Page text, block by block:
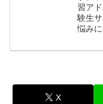
習ア
験生
悩み
X